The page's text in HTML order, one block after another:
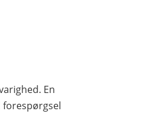
En
forespørgsel